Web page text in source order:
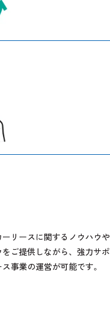
リースに関するノウハウや
ご提供しながら、強力サポ
事業の運営が可能です。